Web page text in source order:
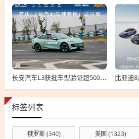
长安汽车L3获批车型验证超500万公里：无任何违规！
标签列表
俄罗斯(340) 美国 (1323)